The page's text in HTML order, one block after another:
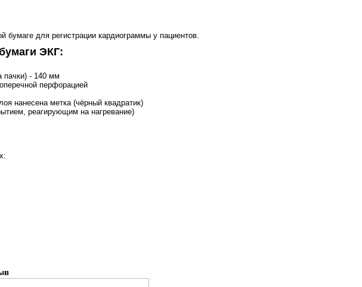
бумаге для регистрации кардиограммы у пациентов.
ЭКГ:
пачки) - 140 мм
перфорацией
нанесена метка (чёрный квадратик)
реагирующим на нагревание)